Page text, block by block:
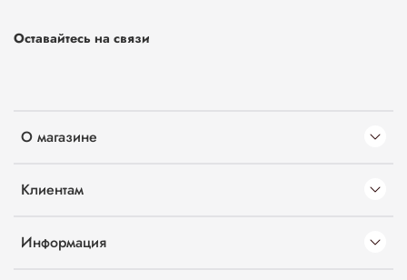
О магазине
Клиентам
Информация
Оставайтесь на связи